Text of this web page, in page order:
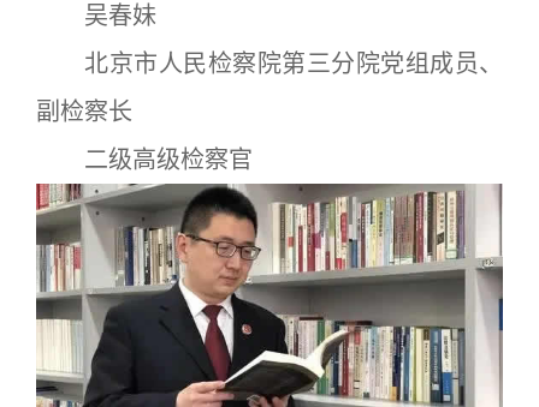
吴春妹
北京市人民检察院第三分院党组成员、
副检察长
二级高级检察官